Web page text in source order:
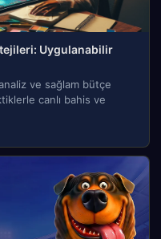
Uygulanabilir
ve sağlam bütçe
canlı bahis ve